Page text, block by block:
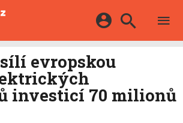
Google
evropskou
investicí 70 milionů